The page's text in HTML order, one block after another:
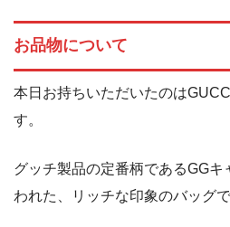
お品物について
本日お持ちいただいたのは
す。
グッチ製品の定番柄であるGGキ
われた、リッチな印象のバッグ